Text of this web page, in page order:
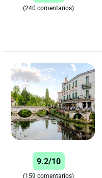
(240 comentarios)
9.2/10
(159 comentarios)